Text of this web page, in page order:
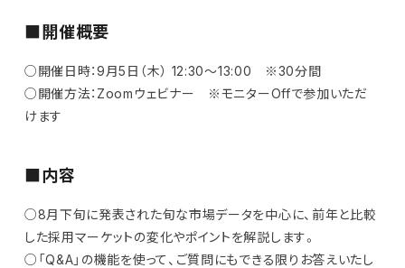
■開催概要
○開催日時：9月5日（木） 12:30～13:00 ※30分間
○開催方法：Zoomウェビナー ※モニターOffで参加いただ
けます
■内容
○8月下旬に発表された旬な市場データを中心に、前年と比較
した採用マーケットの変化やポイントを解説します。
○「Q&A」の機能を使って、ご質問にもできる限りお答えいたし